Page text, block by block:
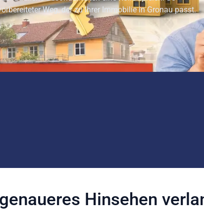
Weg, der zu Ihrer Immobilie in Gronau passt.
Hinsehen